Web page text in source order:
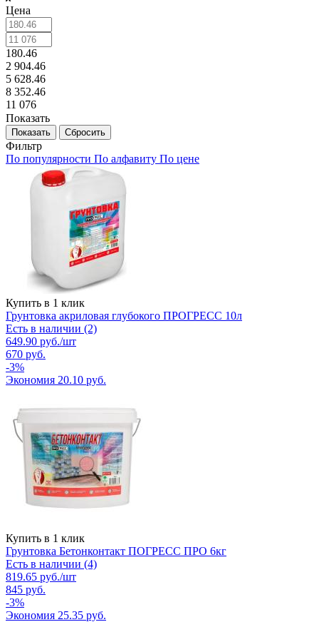
Цена
180.46
2 904.46
5 628.46
8 352.46
11 076
Показать
Сбросить
Фильтр
По популярности По алфавиту По цене
Купить в 1 клик
Грунтовка акриловая глубокого ПРОГРЕСС 10л
Есть в наличии (2)
649.90 руб./шт
670 руб.
-3%
Экономия 20.10 руб.
Купить в 1 клик
Грунтовка Бетонконтакт ПОГРЕСС ПРО 6кг
Есть в наличии (4)
819.65 руб./шт
845 руб.
-3%
Экономия 25.35 руб.